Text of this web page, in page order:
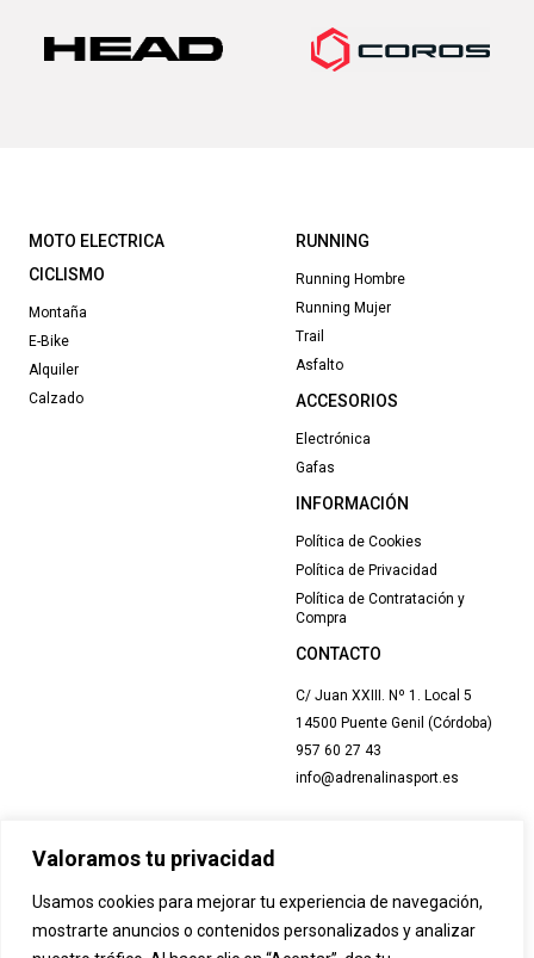
Valoramos tu privacidad
Usamos cookies para mejorar tu experiencia de navegación,
mostrarte anuncios o contenidos personalizados y analizar
MOTO ELECTRICA
CICLISMO
Montaña
E-Bike
Alquiler
Calzado
RUNNING
Running Hombre
Running Mujer
Trail
Asfalto
ACCESORIOS
Electrónica
Gafas
INFORMACIÓN
Política de Cookies
Política de Privacidad
Política de Contratación y
Compra
CONTACTO
C/ Juan XXIII. Nº 1. Local 5
14500 Puente Genil (Córdoba)
957 60 27 43
info@adrenalinasport.es